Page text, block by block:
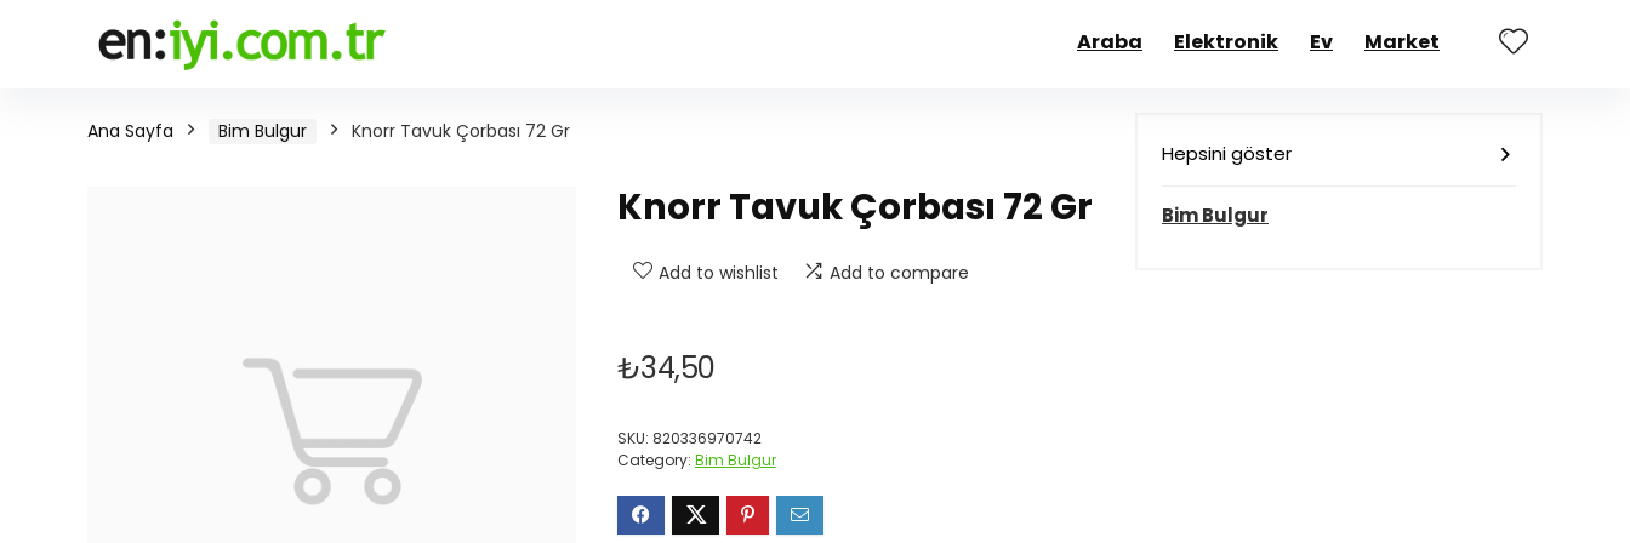
Araba Elektronik Ev Market
Ana Sayfa Bim Bulgur Knorr Tavuk Çorbası 72 Gr
Knorr Tavuk Çorbası 72 Gr
Add to wishlist Add to compare
₺34,50
SKU: 820336970742
Category: Bim Bulgur
Hepsini göster
Bim Bulgur